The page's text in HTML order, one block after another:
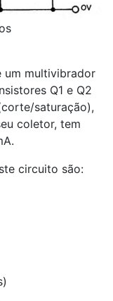
um multivibrador
Q1 e Q2
saturação),
coletor, tem
circuito são: